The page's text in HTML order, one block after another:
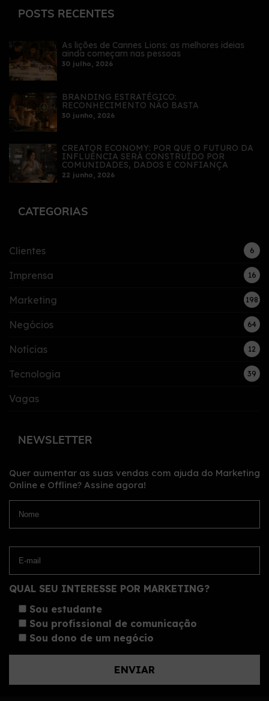
POSTS RECENTES
As lições de Cannes Lions: as melhores ideias
ainda começam nas pessoas
30 julho, 2026
BRANDING ESTRATÉGICO:
RECONHECIMENTO NÃO BASTA
30 junho, 2026
CREATOR ECONOMY: POR QUE O FUTURO DA
INFLUÊNCIA SERÁ CONSTRUÍDO POR
COMUNIDADES, DADOS E CONFIANÇA
22 junho, 2026
CATEGORIAS
Clientes 6
Imprensa 16
Marketing 198
Negócios 64
Notícias 12
Tecnologia 39
Vagas
NEWSLETTER
Quer aumentar as suas vendas com ajuda do Marketing
Online e Offline? Assine agora!
QUAL SEU INTERESSE POR MARKETING?
Sou estudante
Sou profissional de comunicação
Sou dono de um negócio